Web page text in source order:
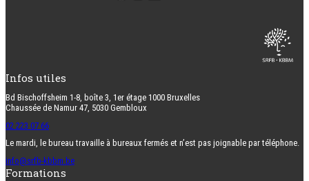
Infos utiles
Bd Bischoffsheim 1-8, boîte 3, 1er étage 1000 Bruxelles
Chaussée de Namur 47, 5030 Gembloux
02 223 07 66
Le mardi, le bureau travaille à bureaux fermés et n’est pas joignable par téléphone.
info@srfb-kbbm.be
Formations